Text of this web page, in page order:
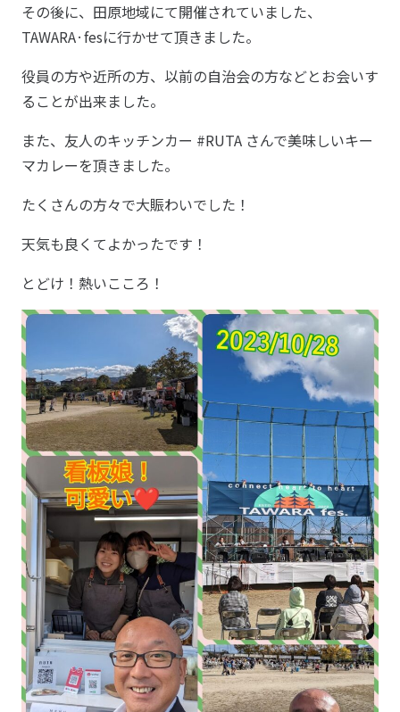
その後に、田原地域にて開催されていました、
TAWARA·fesに行かせて頂きました。
役員の方や近所の方、以前の自治会の方などとお会いす
ることが出来ました。
また、友人のキッチンカー #RUTA さんで美味しいキー
マカレーを頂きました。
たくさんの方々で大賑わいでした！
天気も良くてよかったです！
とどけ！熱いこころ！